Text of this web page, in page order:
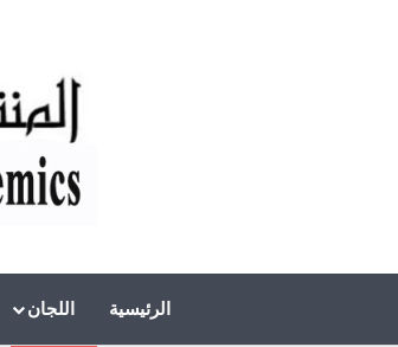
الرئيسية اللجان